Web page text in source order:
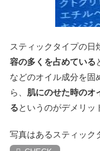
スティックタイプの日
容の多くを占めている
などのオイル成分を固
ら、 肌にのせた時のオ
るというのがデメリッ
写真はあるスティック